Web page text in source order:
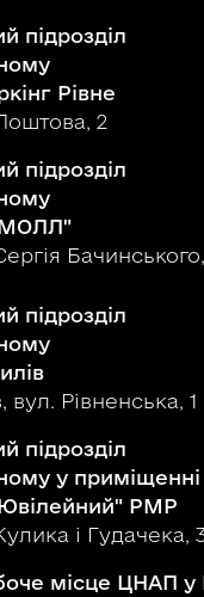
підрозділ
Рівне
2
підрозділ
МОЛЛ"
підрозділ
Рівненська, 1
підрозділ
у приміщенні
РМР
і Гудачека,
місце ЦНАП